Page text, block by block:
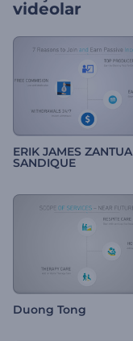
videolar
ERIK JAMES ZANTUA
SANDIQUE
Duong Tong